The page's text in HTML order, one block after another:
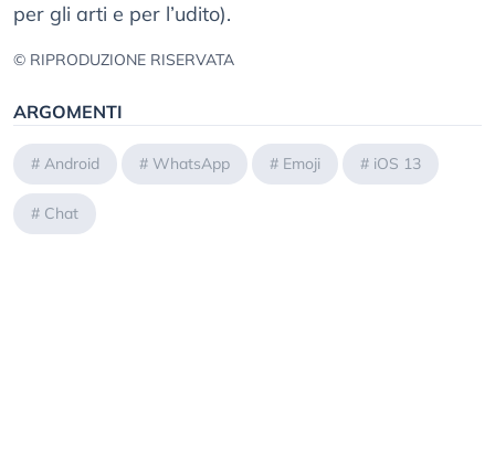
per gli arti e per l’udito).
© RIPRODUZIONE RISERVATA
ARGOMENTI
# Android # WhatsApp # Emoji # iOS 13
# Chat